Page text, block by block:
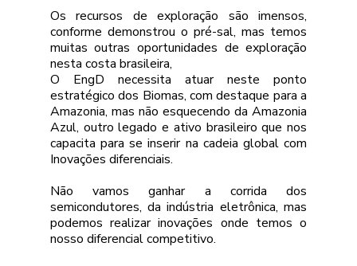
Os recursos de exploração são imensos,
conforme demonstrou o pré-sal, mas temos
muitas outras oportunidades de exploração
nesta costa brasileira,
O EngD necessita atuar neste ponto
estratégico dos Biomas, com destaque para a
Amazonia, mas não esquecendo da Amazonia
Azul, outro legado e ativo brasileiro que nos
capacita para se inserir na cadeia global com
Inovações diferenciais.
Não vamos ganhar a corrida dos
semicondutores, da indústria eletrônica, mas
podemos realizar inovações onde temos o
nosso diferencial competitivo.